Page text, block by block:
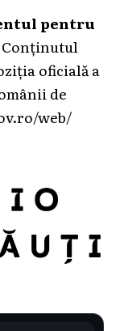
pentru
Conținutul
oficială a
de
web/